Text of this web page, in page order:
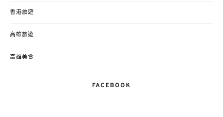
香港旅遊
高雄旅遊
高雄美食
FACEBOOK